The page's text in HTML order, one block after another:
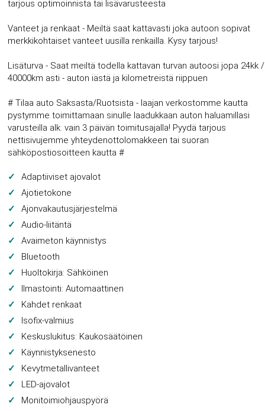
tarjous optimoinnista tai lisävarusteesta
Vanteet ja renkaat - Meiltä saat kattavasti joka autoon sopivat
merkkikohtaiset vanteet uusilla renkailla. Kysy tarjous!
Lisäturva - Saat meiltä todella kattavan turvan autoosi jopa 24kk /
40000km asti - auton iästä ja kilometreistä riippuen
# Tilaa auto Saksasta/Ruotsista - laajan verkostomme kautta
pystymme toimittamaan sinulle laadukkaan auton haluamillasi
varusteilla alk. vain 3 päivän toimitusajalla! Pyydä tarjous
nettisivujemme yhteydenottolomakkeen tai suoran
sähköpostiosoitteen kautta #
Adaptiiviset ajovalot
Ajotietokone
Ajonvakautusjärjestelmä
Audio-liitäntä
Avaimeton käynnistys
Bluetooth
Huoltokirja: Sähköinen
Ilmastointi: Automaattinen
Kahdet renkaat
Isofix-valmius
Keskuslukitus: Kaukosäätöinen
Käynnistyksenesto
Kevytmetallivanteet
LED-ajovalot
Monitoimiohjauspyörä